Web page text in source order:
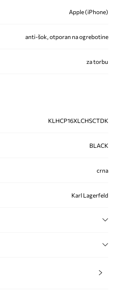
Apple (iPhone)
anti-šok, otporan na ogrebotine
za torbu
KLHCP16XLCHSCTDK
BLACK
crna
Karl Lagerfeld